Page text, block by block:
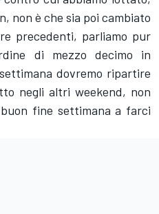
non è che sia poi cambiato
precedenti, parliamo pur
di mezzo decimo in
dovremo ripartire
negli altri weekend, non
fine settimana a farci